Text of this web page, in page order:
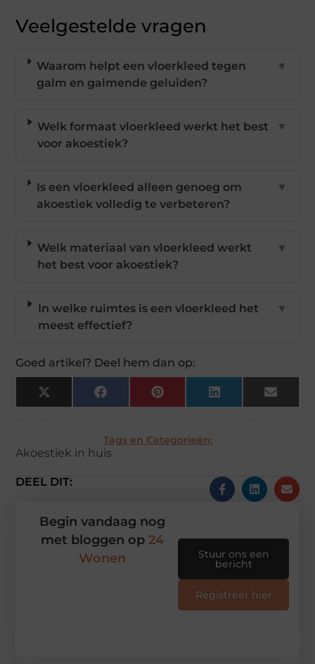
Veelgestelde vragen
Waarom helpt een vloerkleed tegen
galm en galmende geluiden?
▼
Welk formaat vloerkleed werkt het best
voor akoestiek?
▼
Is een vloerkleed alleen genoeg om
akoestiek volledig te verbeteren?
▼
Welk materiaal van vloerkleed werkt
het best voor akoestiek?
▼
In welke ruimtes is een vloerkleed het
meest effectief?
▼
Goed artikel? Deel hem dan op:
X
(Twitter)
FacebookPinterestLinkedIn Email
Tags en Categorieën:
Akoestiek in huis
DEEL DIT:
Begin vandaag nog
met bloggen op 24
Wonen
Stuur ons een
bericht
Registreer hier